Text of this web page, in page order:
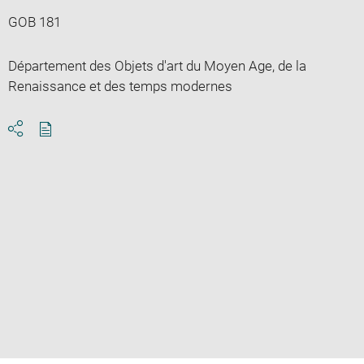
GOB 181
Département des Objets d'art du Moyen Age, de la
Renaissance et des temps modernes